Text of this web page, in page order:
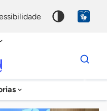
Dados
para
chave